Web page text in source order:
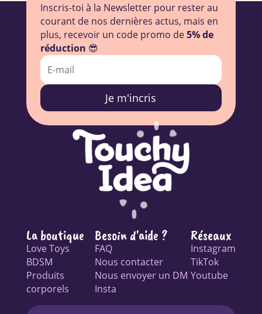
Inscris-toi à la Newsletter pour rester au
courant de nos dernières actus, mais en
plus, recevoir un code promo de5% de
réduction 😎
Je m'incris
La boutique
Love Toys
BDSM
Produits
corporels
Besoin d'aide ?
FAQ
Nous contacter
Nous envoyer un DM
Insta
Réseaux
Instagram
TikTok
Youtube